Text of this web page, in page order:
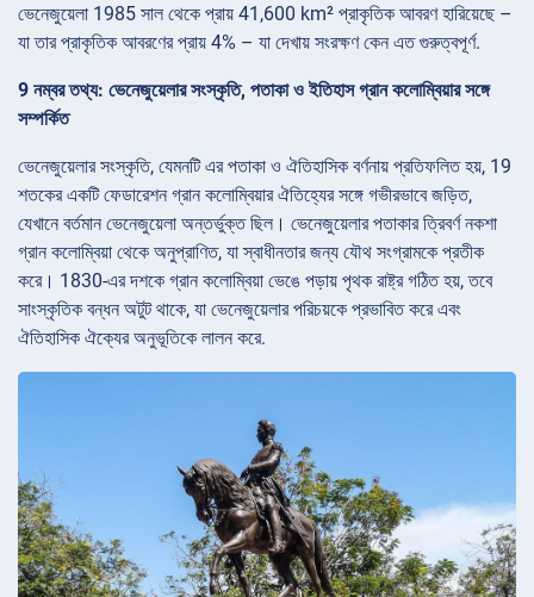
ভেনেজুয়েলা 1985 সাল থেকে প্রায় 41,600 km² প্রাকৃতিক আবরণ হারিয়েছে –
যা তার প্রাকৃতিক আবরণের প্রায় 4% – যা দেখায় সংরক্ষণ কেন এত গুরুত্বপূর্ণ.
9 নম্বর তথ্য: ভেনেজুয়েলার সংস্কৃতি, পতাকা ও ইতিহাস গ্রান কলোম্বিয়ার সঙ্গে
সম্পর্কিত
ভেনেজুয়েলার সংস্কৃতি, যেমনটি এর পতাকা ও ঐতিহাসিক বর্ণনায় প্রতিফলিত হয়, 19
শতকের একটি ফেডারেশন গ্রান কলোম্বিয়ার ঐতিহ্যের সঙ্গে গভীরভাবে জড়িত,
যেখানে বর্তমান ভেনেজুয়েলা অন্তর্ভুক্ত ছিল। ভেনেজুয়েলার পতাকার ত্রিবর্ণ নকশা
গ্রান কলোম্বিয়া থেকে অনুপ্রাণিত, যা স্বাধীনতার জন্য যৌথ সংগ্রামকে প্রতীক
করে। 1830-এর দশকে গ্রান কলোম্বিয়া ভেঙে পড়ায় পৃথক রাষ্ট্র গঠিত হয়, তবে
সাংস্কৃতিক বন্ধন অটুট থাকে, যা ভেনেজুয়েলার পরিচয়কে প্রভাবিত করে এবং
ঐতিহাসিক ঐক্যের অনুভূতিকে লালন করে.